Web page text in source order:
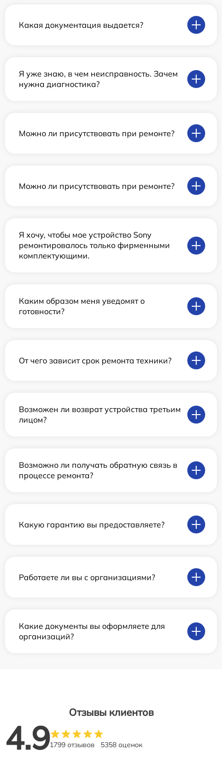
Какая документация выдается?
Я уже знаю, в чем неисправность. Зачем
нужна диагностика?
Можно ли присутствовать при ремонте?
Можно ли присутствовать при ремонте?
Я хочу, чтобы мое устройство Sony
ремонтировалось только фирменными
комплектующими.
Каким образом меня уведомят о
готовности?
От чего зависит срок ремонта техники?
Возможен ли возврат устройства третьим
лицом?
Возможно ли получать обратную связь в
процессе ремонта?
Какую гарантию вы предоставляете?
Работаете ли вы с организациями?
Какие документы вы оформляете для
организаций?
Отзывы клиентов
4.91799 отзывов 5358 оценок